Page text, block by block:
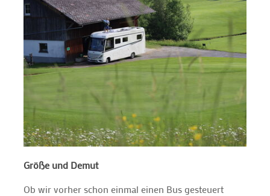
Größe und Demut
Ob wir vorher schon einmal einen Bus gesteuert